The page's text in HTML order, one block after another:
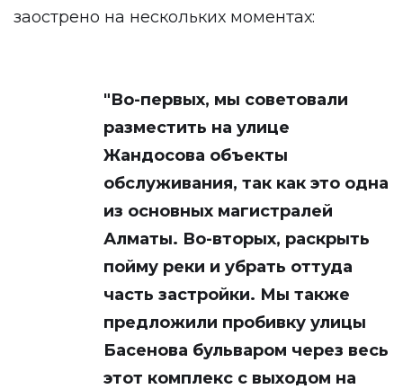
заострено на нескольких моментах:
"Во-первых, мы советовали
разместить на улице
Жандосова объекты
обслуживания, так как это одна
из основных магистралей
Алматы. Во-вторых, раскрыть
пойму реки и убрать оттуда
часть застройки. Мы также
предложили пробивку улицы
Басенова бульваром через весь
этот комплекс с выходом на